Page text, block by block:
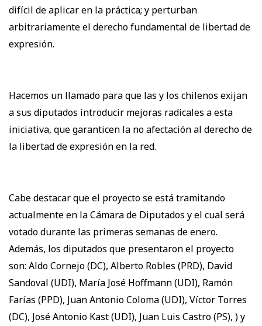
difícil de aplicar en la práctica; y perturban
arbitrariamente el derecho fundamental de libertad de
expresión.
Hacemos un llamado para que las y los chilenos exijan
a sus diputados introducir mejoras radicales a esta
iniciativa, que garanticen la no afectación al derecho de
la libertad de expresión en la red.
Cabe destacar que el proyecto se está tramitando
actualmente en la Cámara de Diputados y el cual será
votado durante las primeras semanas de enero.
Además, los diputados que presentaron el proyecto
son: Aldo Cornejo (DC), Alberto Robles (PRD), David
Sandoval (UDI), María José Hoffmann (UDI), Ramón
Farías (PPD), Juan Antonio Coloma (UDI), Víctor Torres
(DC), José Antonio Kast (UDI), Juan Luis Castro (PS), ) y